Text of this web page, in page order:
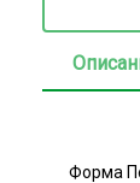
Форма